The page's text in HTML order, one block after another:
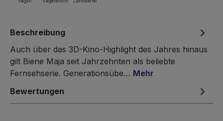
Beschreibung
Auch über das 3D-Kino-Highlight des Jahres hinaus
gilt Biene Maja seit Jahrzehnten als beliebte
Fernsehserie. Generationsübe… Mehr
Bewertungen